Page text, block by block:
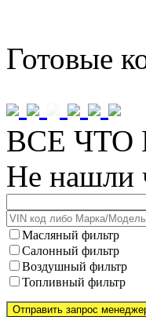
Готовые
ВСЕ
Не нашли
Масляный фильтр
Салонный фильтр
Воздушный фильтр
Топливный фильтр